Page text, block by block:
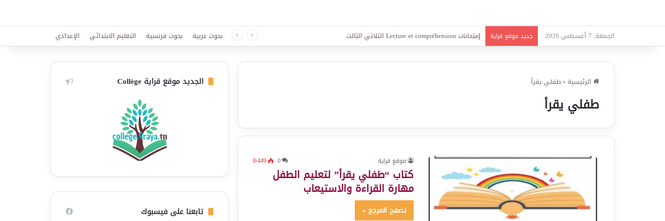
الجمعة, 7 أغسطس 2026 جديد موقع قراية امتحانات قواعد لغة الثلاثي الثالث بحوث عربية بحوث فرنسية التعليم الابتدائي الإعدادي
الرئيسية »طفلي يقرأ
طفلي يقرأ
موقع قراية 0 8٬449
كتاب “طفلي يقرأ” لتعليم الطفل
مهارة القراءة والاستيعاب
تصفح المرجع »
الجديد موقع قراية Collège
تابعنا على فيسبوك